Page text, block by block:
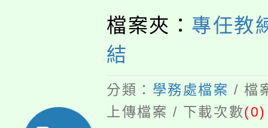
檔案夾： 專任教
結
分類： 學務處檔案 / 檔
上傳檔案 / 下載次數(0)